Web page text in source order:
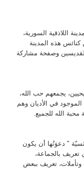
اللاذقية السورية،
هذه المدينة
وصفحة مشاركة
يجمعهم حب الله،
الموجود في الأديان وهم
الله للجميع.
" دعوَتُها أن يكون
تعريف بالجماعة،
تعريف ببعض